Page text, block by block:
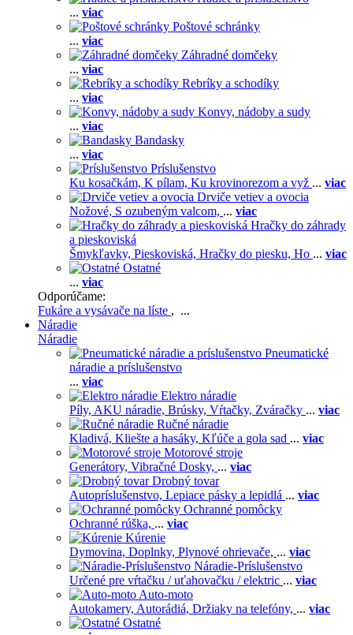
... viac
Poštové schránky
... viac
Záhradné domčeky
... viac
Rebríky a schodíky
... viac
Konvy, nádoby a sudy
... viac
Bandasky
... viac
Príslušenstvo
Ku kosačkám, K pílam, Ku krovinorezom a vyž ... viac
Drviče vetiev a ovocia
Nožové, S ozubeným valcom, ... viac
Hračky do záhrady
a pieskoviská
Šmykľavky, Pieskoviská, Hračky do piesku, Ho ... viac
Ostatné
... viac
Odporúčame:
Fukáre a vysávače na líste , ...
Náradie
Náradie
Pneumatické
náradie a príslušenstvo
... viac
Elektro náradie
Píly, AKU náradie, Brúsky, Vŕtačky, Zváračky ... viac
Ručné náradie
Kladivá, Kliešte a hasáky, Kľúče a gola sad ... viac
Motorové stroje
Generátory, Vibračné Dosky, ... viac
Drobný tovar
Autopríslušenstvo, Lepiace pásky a lepidlá ... viac
Ochranné pomôcky
Ochranné rúška, ... viac
Kúrenie
Dymovina, Doplnky, Plynové ohrievače, ... viac
Náradie-Príslušenstvo
Určené pre vŕtačku / uťahovačku / elektric ... viac
Auto-moto
Autokamery, Autorádiá, Držiaky na telefóny, ... viac
Ostatné